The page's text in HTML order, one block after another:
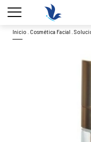
Envío gratisa partir 40€*
menu
Inicio Cosmética Facial .